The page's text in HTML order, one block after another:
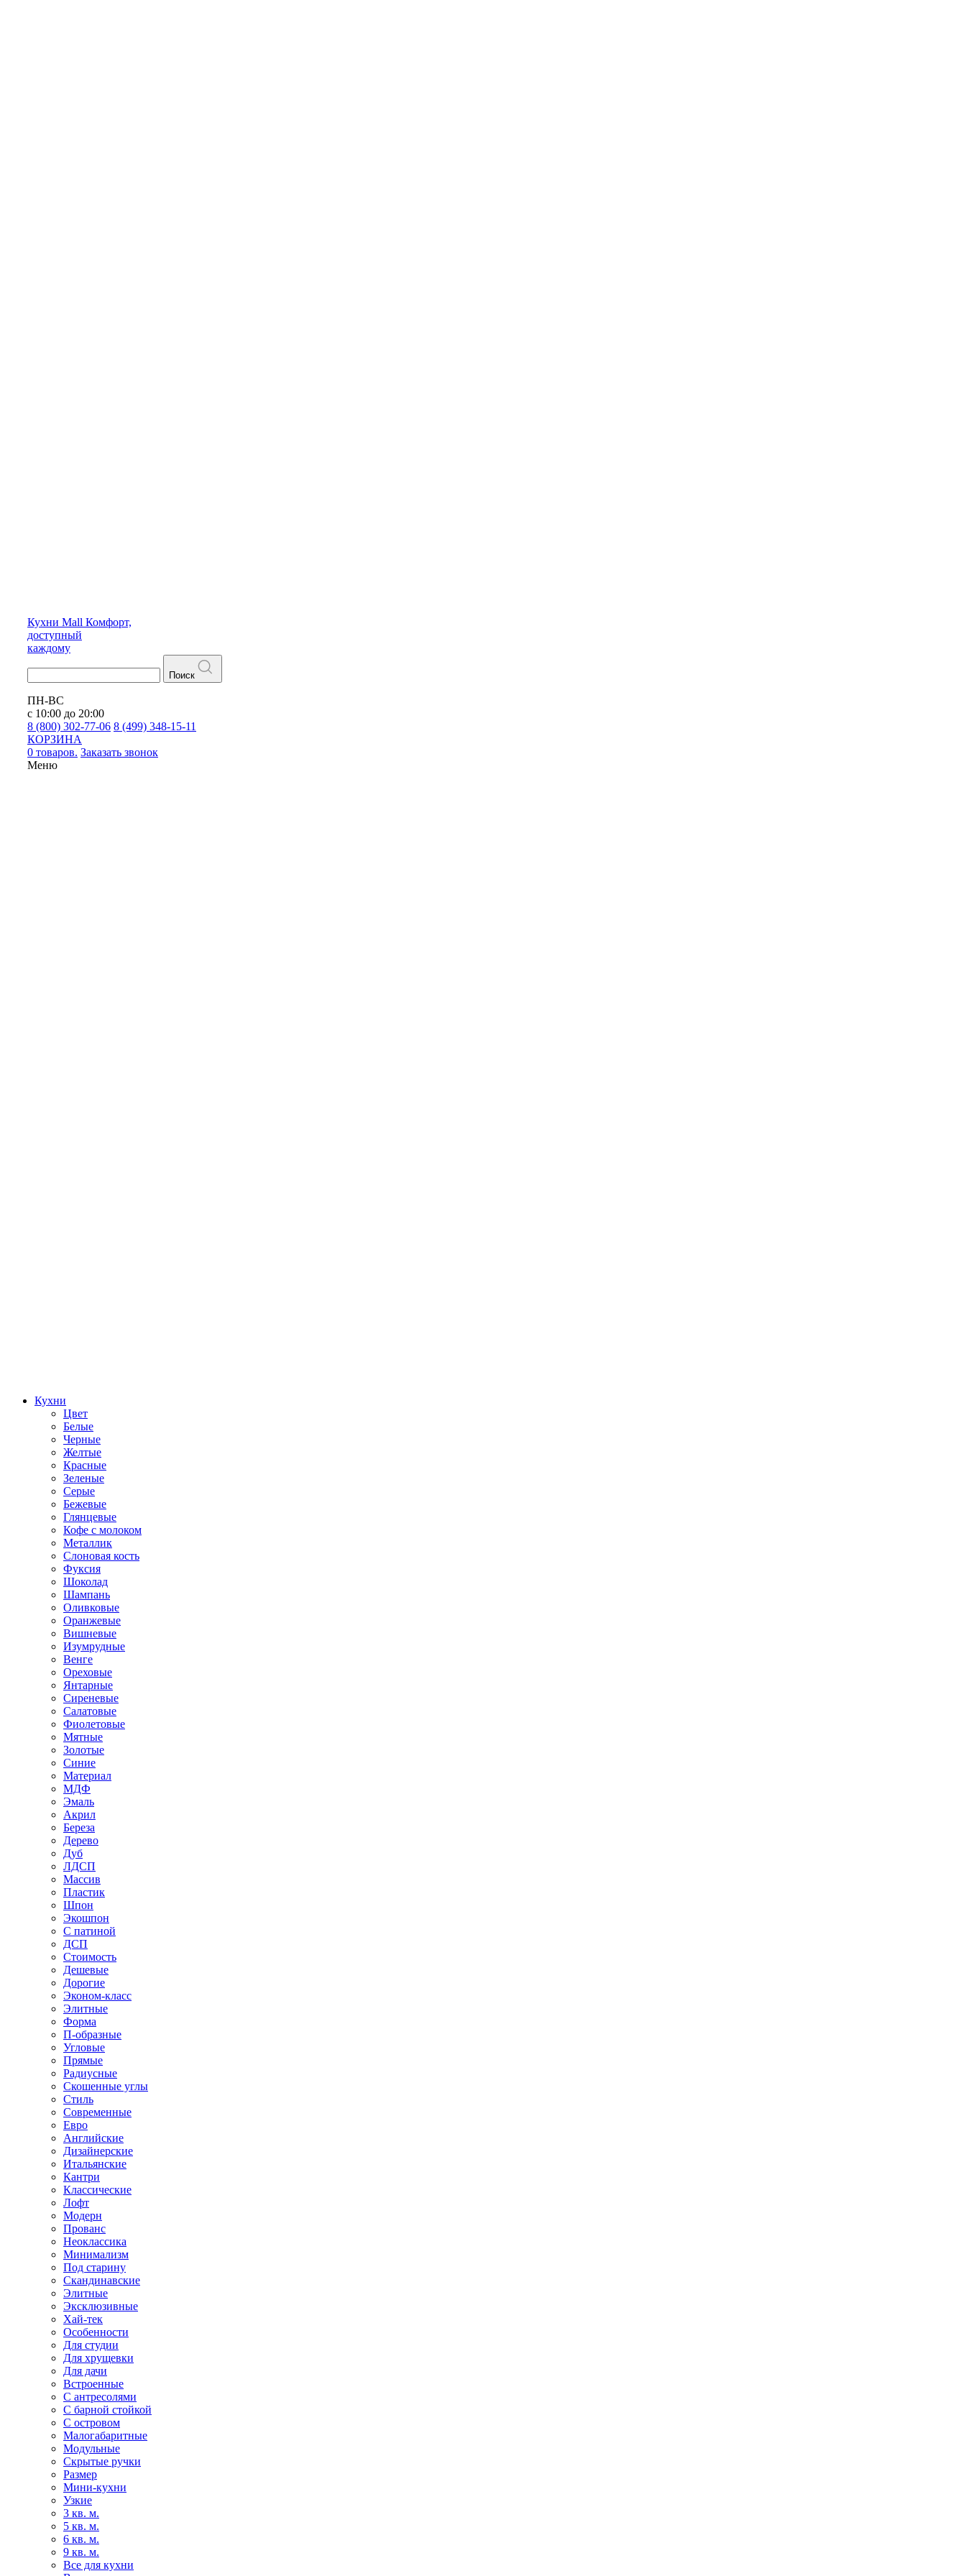
Кухни Mall Комфорт,
доступный
каждому
Поиск
ПН-ВС
с 10:00 до 20:00
8 (800) 302-77-06 8 (499) 348-15-11
КОРЗИНА
0 товаров. Заказать звонок
Меню
Кухни
Цвет
Белые
Черные
Желтые
Красные
Зеленые
Серые
Бежевые
Глянцевые
Кофе с молоком
Металлик
Слоновая кость
Фуксия
Шоколад
Шампань
Оливковые
Оранжевые
Вишневые
Изумрудные
Венге
Ореховые
Янтарные
Сиреневые
Салатовые
Фиолетовые
Мятные
Золотые
Синие
Материал
МДФ
Эмаль
Акрил
Береза
Дерево
Дуб
ЛДСП
Массив
Пластик
Шпон
Экошпон
С патиной
ДСП
Стоимость
Дешевые
Дорогие
Эконом-класс
Элитные
Форма
П-образные
Угловые
Прямые
Радиусные
Скошенные углы
Стиль
Современные
Евро
Английские
Дизайнерские
Итальянские
Кантри
Классические
Лофт
Модерн
Прованс
Неоклассика
Минимализм
Под старину
Скандинавские
Элитные
Эксклюзивные
Хай-тек
Особенности
Для студии
Для хрущевки
Для дачи
Встроенные
С антресолями
С барной стойкой
С островом
Малогабаритные
Модульные
Скрытые ручки
Размер
Мини-кухни
Узкие
3 кв. м.
5 кв. м.
6 кв. м.
9 кв. м.
Все для кухни